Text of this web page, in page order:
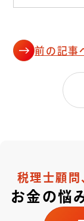
前の記事
税理士顧問
お金の悩